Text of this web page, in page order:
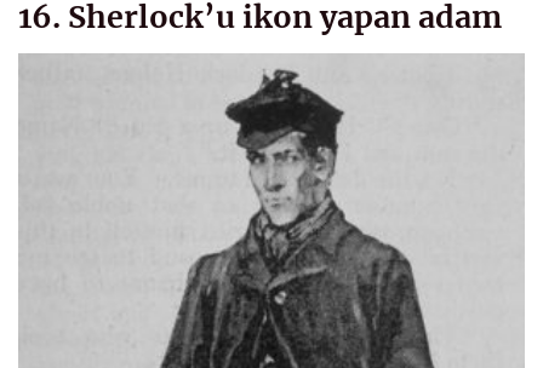
16. Sherlock’u ikon yapan adam